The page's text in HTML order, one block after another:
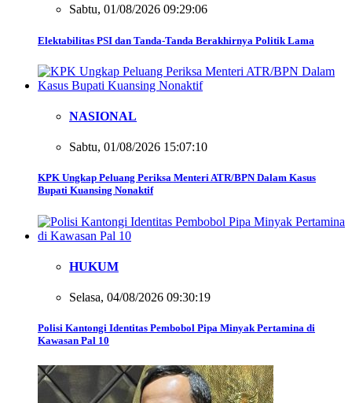
Sabtu, 01/08/2026 09:29:06
Elektabilitas PSI dan Tanda-Tanda Berakhirnya Politik Lama
NASIONAL
Sabtu, 01/08/2026 15:07:10
KPK Ungkap Peluang Periksa Menteri ATR/BPN Dalam Kasus
Bupati Kuansing Nonaktif
HUKUM
Selasa, 04/08/2026 09:30:19
Polisi Kantongi Identitas Pembobol Pipa Minyak Pertamina di
Kawasan Pal 10